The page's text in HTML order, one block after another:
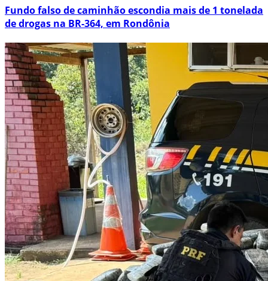
Fundo falso de caminhão escondia mais de 1 tonelada
de drogas na BR-364, em Rondônia